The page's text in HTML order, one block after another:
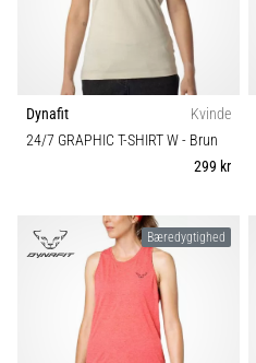
Knæsmerter
vil
ramme
én
gang
Størrelse
BH-støtte
Carbon
Drop
Dynafit
Kvinde
24/7 GRAPHIC T-SHIRT W- Brun
299 kr
Bæredygtighed